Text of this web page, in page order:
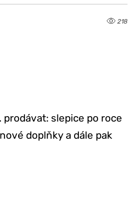
218
prodávat: slepice po roce
doplňky a dále pak